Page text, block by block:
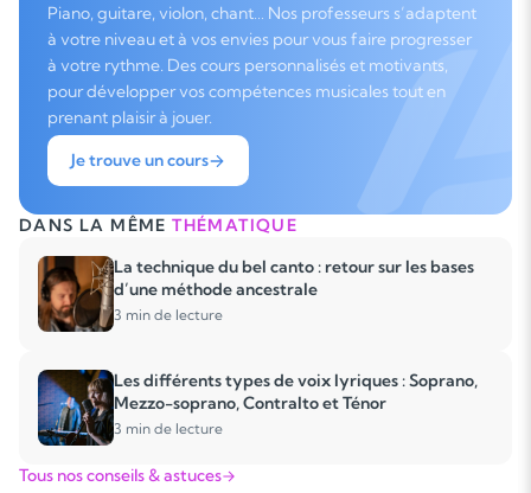
Piano, guitare, violon, chant… Nos professeurs s’adaptent
à votre niveau et à vos envies pour vous faire progresser
à votre rythme. Des cours personnalisés et motivants,
pour développer vos compétences musicales tout en
prenant plaisir à jouer.
Je trouve un cours
DANS LA MÊMETHÉMATIQUE
La technique du bel canto : retour sur les bases
d’une méthode ancestrale
3 min de lecture
Les différents types de voix lyriques : Soprano,
Mezzo-soprano, Contralto et Ténor
3 min de lecture
Tous nos conseils & astuces